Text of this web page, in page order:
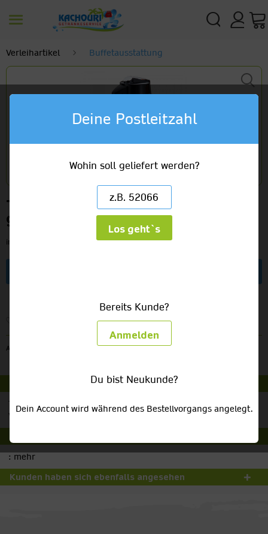
Verleihartikel Buffetausstattung
Thermoskanne 3l
9,10 €
inkl. MwSt. zzgl. Versandkosten
Artikel-Nr.: VL2
Thermoskasse 3l Preise sind Saison- und
Verfügbarkeitsabhängig (Foto ist ein...
: mehr
Kunden haben sich ebenfalls angesehen
Deine Postleitzahl
Wohin soll geliefert werden?
Los geht`s
Bereits Kunde?
Anmelden
Du bist Neukunde?
Dein Account wird während des Bestellvorgangs angelegt.